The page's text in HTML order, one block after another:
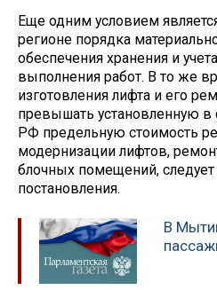
Еще одним условием
регионе порядка
обеспечения хранения и
выполнения работ. В то же
изготовления лифта и его
превышать установленную в
РФ предельную стоимость
модернизации лифтов,
блочных помещений, следует
постановления.
В